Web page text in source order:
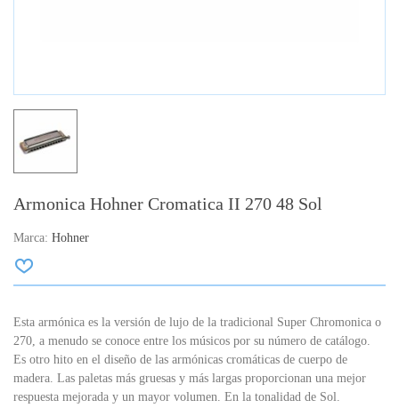
Armonica Hohner Cromatica II 270 48 Sol
Marca: Hohner
Esta armónica es la versión de lujo de la tradicional Super Chromonica o
270, a menudo se conoce entre los músicos por su número de catálogo.
Es otro hito en el diseño de las armónicas cromáticas de cuerpo de
madera. Las paletas más gruesas y más largas proporcionan una mejor
respuesta mejorada y un mayor volumen. En la tonalidad de Sol.